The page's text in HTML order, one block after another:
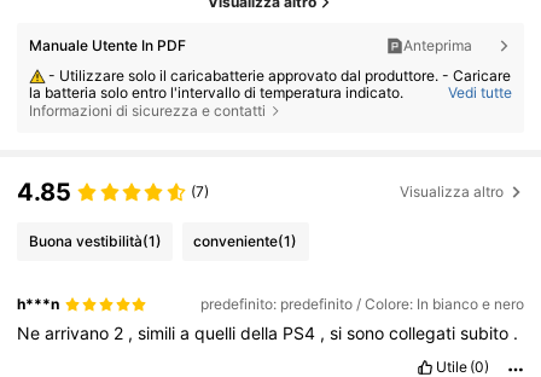
Manuale Utente In PDF
Anteprima
- Utilizzare solo il caricabatterie approvato dal produttore. - Caricare
la batteria solo entro l'intervallo di temperatura indicato.
- Sostituire la batteria con una di tipo errato può provocare incendi o
vocare un'esplosione o la fuoriuscita di liquidi o gas infiammabili.
Vedi tutte
Informazioni di sicurezza e contatti
4.85 (7) Visualizza altro
Buona vestibilità(1) conveniente(1)
h***n predefinito: predefinito / Colore: In bianco e nero
Nearrivano 2 ,similiaquellidella PS4 ,sisonocollegatisubito .
Utile (0)